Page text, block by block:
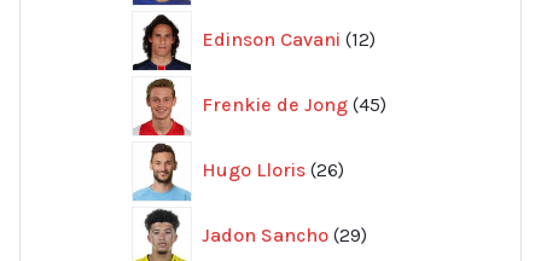
Edinson Cavani 12
produkter
Frenkie de Jong 45
produkter
Hugo Lloris 26
produkter
Jadon Sancho 29
produkter